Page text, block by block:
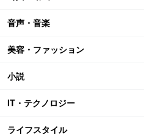
音声・音楽
美容・ファッション
小説
IT・テクノロジー
ライフスタイル